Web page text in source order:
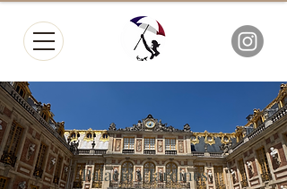
Palacio y Jardines